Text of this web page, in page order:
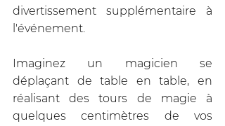
divertissement supplémentaire à
l'événement.
Imaginez un magicien se
déplaçant de table en table, en
réalisant des tours de magie à
quelques centimètres de vos